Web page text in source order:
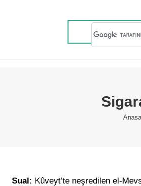
You
Sual: Kûveyt’te neşredilen el-